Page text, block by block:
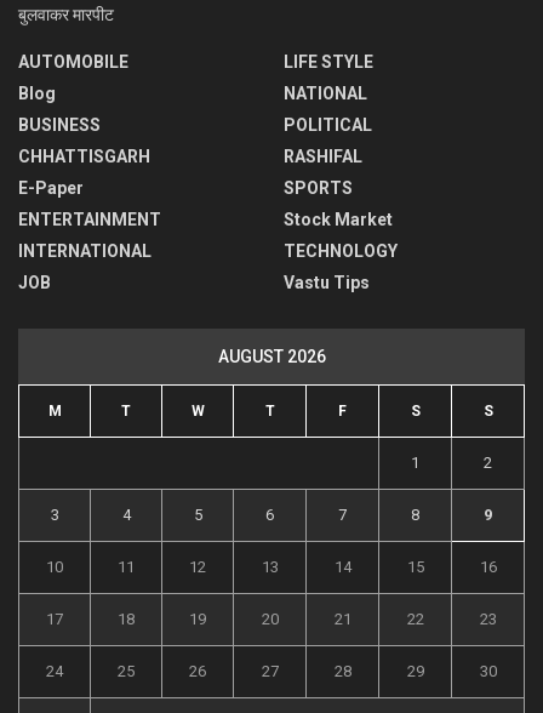
बुलवाकर मारपीट
AUTOMOBILE
Blog
BUSINESS
CHHATTISGARH
E-Paper
ENTERTAINMENT
INTERNATIONAL
JOB
LIFE STYLE
NATIONAL
POLITICAL
RASHIFAL
SPORTS
Stock Market
TECHNOLOGY
Vastu Tips
AUGUST 2026
M T W T F S S
1 2
3 4 5 6 7 8 9
10 11 12 13 14 15 16
17 18 19 20 21 22 23
24 25 26 27 28 29 30